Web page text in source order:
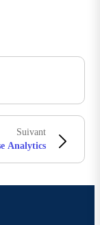
Suivant
Analytics